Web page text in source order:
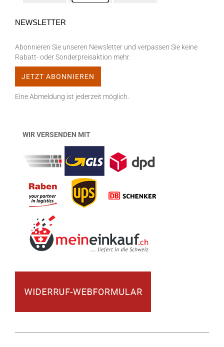
NEWSLETTER
Abonnieren Sie unseren Newsletter und verpassen Sie keine
Rabatt- oder Sonderpreisaktion mehr.
Eine Abmeldung ist jederzeit möglich.
WIR VERSENDEN MIT